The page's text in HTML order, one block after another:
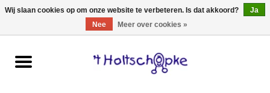
0 Artikelen - €0,00
Home
Wij slaan cookies op om onze website te verbeteren. Is dat akkoord?
Ja
Nee
Meer over cookies »